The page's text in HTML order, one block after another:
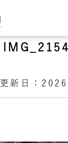
IMG_2154
更新日：